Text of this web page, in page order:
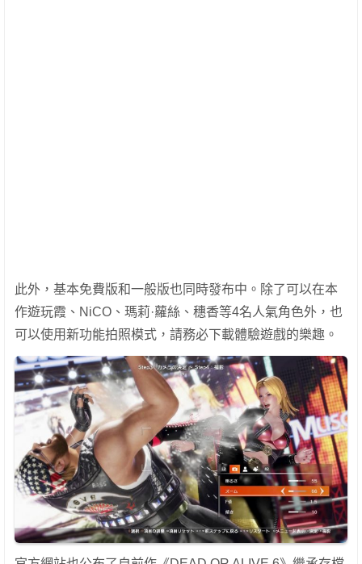
此外，基本免費版和一般版也同時發布中。除了可以在本
作遊玩霞、NiCO、瑪莉·蘿絲、穗香等4名人氣角色外，也
可以使用新功能拍照模式，請務必下載體驗遊戲的樂趣。